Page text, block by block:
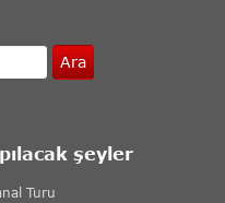
Ara
şeyler
Turu